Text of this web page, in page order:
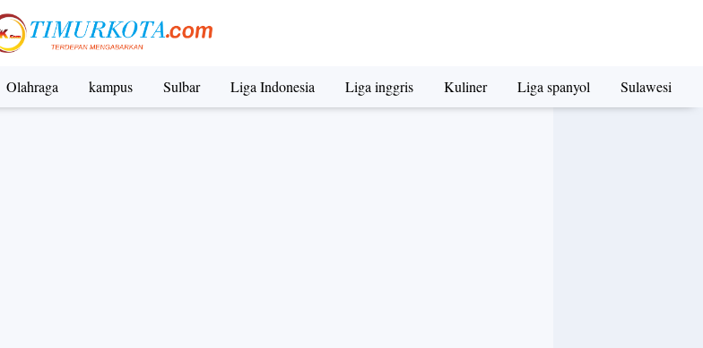
Olahraga kampus Sulbar Liga Indonesia Liga inggris Kuliner Liga spanyol Sulawesi